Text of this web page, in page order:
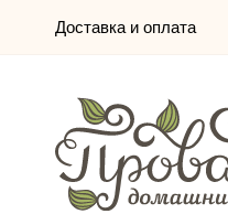
Доставка и оплата